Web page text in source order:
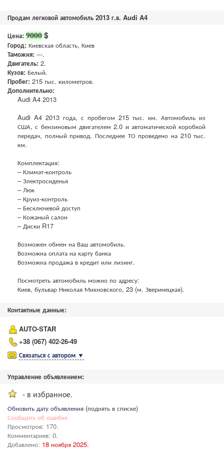
Продам легковой автомобиль 2013 г.в. Audi A4
Цена: 9000$
Город: Киевская область, Киев
Таможня: ---.
Двигатель: 2.
Кузов: Белый.
Пробег: 215 тыс. километров.
Дополнительно:
Audi A4 2013
Audi A4 2013 года, с пробегом 215 тыс. км. Автомобиль из
США, с бензиновым двигателем 2.0 и автоматической коробкой
передач, полный привод. Последнее ТО проведено на 210 тыс.
км.
Комплектация:
– Климат-контроль
– Электросиденья
– Люк
– Круиз-контроль
– Бесключевой доступ
– Кожаный салон
– Диски R17
Возможен обмен на Ваш автомобиль.
Возможна оплата на карту банка
Возможна продажа в кредит или лизинг.
Посмотреть автомобиль можно по адресу:
Киев, бульвар Николая Михновского, 23 (м. Зверинецкая).
Контактные данные:
AUTO-STAR
+38 (067) 402-26-49
Связаться с автором ▼
Управление объявлением:
- в избранное.
Обновить дату объявления (поднять в списке)
Сообщить об ошибке
Просмотров: 170.
Комментариев: 0.
Добавлено: 18 ноября 2025.